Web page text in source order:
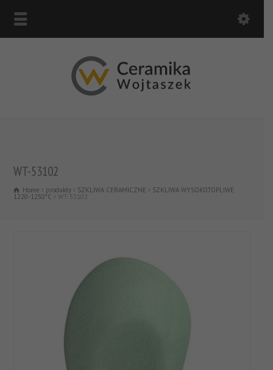
WT-53102
Home produkty SZKLIWA CERAMICZNE SZKLIWA WYSOKOTOPLIWE
1220-1250*C WT-53102